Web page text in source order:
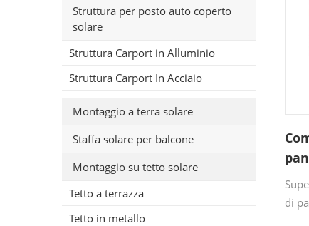
di
Struttura per posto auto coperto
solare
Struttura Carport in Alluminio
Struttura Carport In Acciaio
Montaggio a terra solare
Staffa solare per balcone
Montaggio su tetto solare
Tetto a terrazza
Tetto in metallo